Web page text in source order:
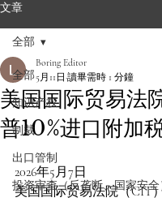
文章
全部
知识产权
制裁
出口管制
投资审查（反垄断、国家安全
全部
美国国际贸易法
普10%进口附加
Boring Editor
5月11日 讀畢需時 1 分鐘
2026年5月7日
美国国际贸易法院（CIT